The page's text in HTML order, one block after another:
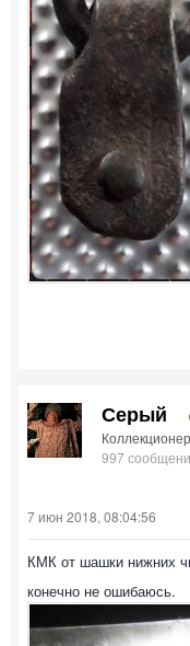
Серый
Коллекционер
997
7 июн 2018, 08:04:56
КМК от шашки нижних
конечно не ошибаюсь.